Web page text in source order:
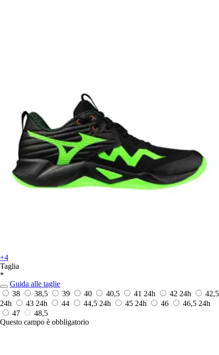
+4
Taglia
*
Guida alle taglie
38
38,5 39 40 40,5 41 24h 42 24h
42,5
24h
43 24h 44 44,5 24h 45 24h 46 46,5 24h
47
48,5
Questo campo è obbligatorio